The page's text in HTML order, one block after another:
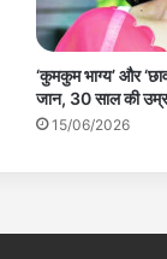
‘कुमकुम भाग्य’ और
जान, 30 साल की
15/06/2026